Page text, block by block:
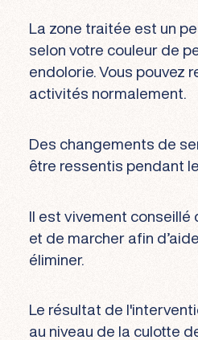
La zone traitée est un
selon votre couleur de
endolorie. Vous pouvez
activités normalement.
Des changements de
être ressentis pendant
Il est vivement conseillé
et de marcher afin
éliminer.
Le résultat de
au niveau de la culotte